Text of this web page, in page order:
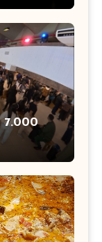
7.000